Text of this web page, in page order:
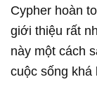
Cypher hoàn
giới thiệu rất
này một cách
cuộc sống khá